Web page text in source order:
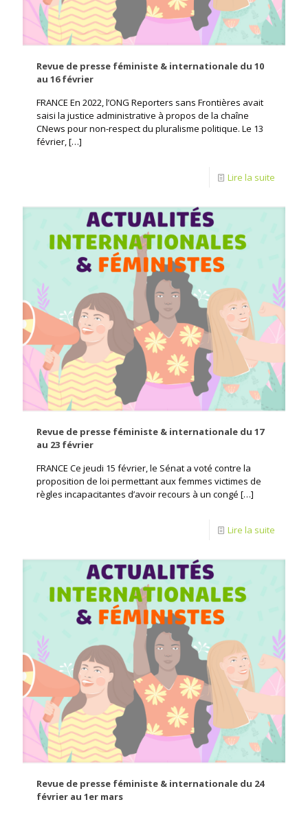
Revue de presse féministe & internationale du 10
au 16 février
FRANCE En 2022, l’ONG Reporters sans Frontières avait
saisi la justice administrative à propos de la chaîne
CNews pour non-respect du pluralisme politique. Le 13
février,[…]
Lire la suite
Revue de presse féministe & internationale du 17
au 23 février
FRANCE Ce jeudi 15 février, le Sénat a voté contre la
proposition de loi permettant aux femmes victimes de
règles incapacitantes d’avoir recours à un congé […]
Lire la suite
Revue de presse féministe & internationale du 24
février au 1er mars